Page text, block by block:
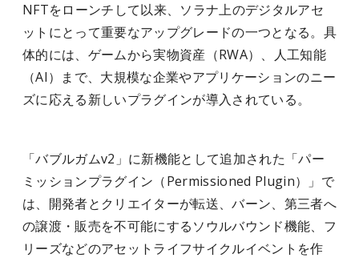
NFTをローンチして以来、ソラナ上のデジタルアセ
ットにとって重要なアップグレードの一つとなる。具
体的には、ゲームから実物資産（RWA）、人工知能
（AI）まで、大規模な企業やアプリケーションのニー
ズに応える新しいプラグインが導入されている。
「バブルガムv2」に新機能として追加された「パー
ミッションプラグイン（Permissioned Plugin）」で
は、開発者とクリエイターが転送、バーン、第三者へ
の譲渡・販売を不可能にするソウルバウンド機能、フ
リーズなどのアセットライフサイクルイベントを作